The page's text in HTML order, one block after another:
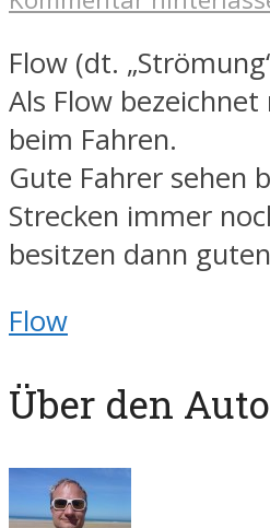
Flow (dt.
Als Flow
beim Fahren.
Gute Fahrer sehen
Strecken immer
besitzen dann
Flow
Über den